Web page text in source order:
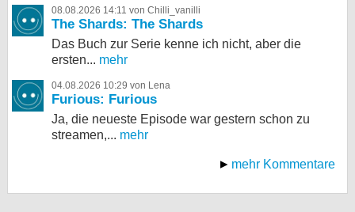
08.08.2026 14:11 von Chilli_vanilli
The Shards: The Shards
Das Buch zur Serie kenne ich nicht, aber die
ersten... mehr
04.08.2026 10:29 von Lena
Furious: Furious
Ja, die neueste Episode war gestern schon zu
streamen,... mehr
mehr Kommentare